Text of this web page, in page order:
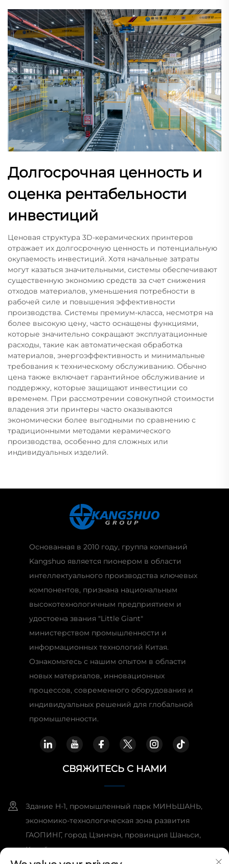
Долгосрочная ценность и
оценка рентабельности
инвестиций
Ценовая структура 3D-керамических принтеров
отражает их долгосрочную ценность и потенциальную
окупаемость инвестиций. Хотя начальные затраты
могут казаться значительными, системы обеспечивают
существенную экономию средств за счет снижения
отходов материалов, уменьшения потребности в
рабочей силе и повышения эффективности
производства. Системы премиум-класса, несмотря на
более высокую цену, часто оснащены функциями,
которые значительно сокращают эксплуатационные
расходы, такие как автоматическая обработка
материалов, энергоэффективность и минимальные
требования к техническому обслуживанию. Обычно
цена также включает гарантийное обслуживание и
поддержку, которые защищают инвестиции со
временем. При рассмотрении совокупной стоимости
владения эти принтеры часто оказываются
экономически более выгодными по сравнению с
традиционными методами керамического
производства, особенно для сложных или
индивидуальных изделий.
Основанная в 2010 году, группа компаний
Kangshuo является пионером в области
интеллектуального производства ключевых
компонентов, признана национальным
высокотехнологичным предприятием и
удостоена звания "Little Giant"
министерством промышленности и
информационных технологий Китая.
Ознакомьтесь с нашим опытом в области
новых материалов, инновационных
процессов, современного оборудования и
индивидуальных решений для глобальной
промышленности.
СВЯЖИТЕСЬ С НАМИ
Здание H-1, промышленный парк МИНЬШАНЬ,
экономико-технологическая зона развития
ГАОПИНГ, город Цзинчэн, провинция Шаньси,
Китай